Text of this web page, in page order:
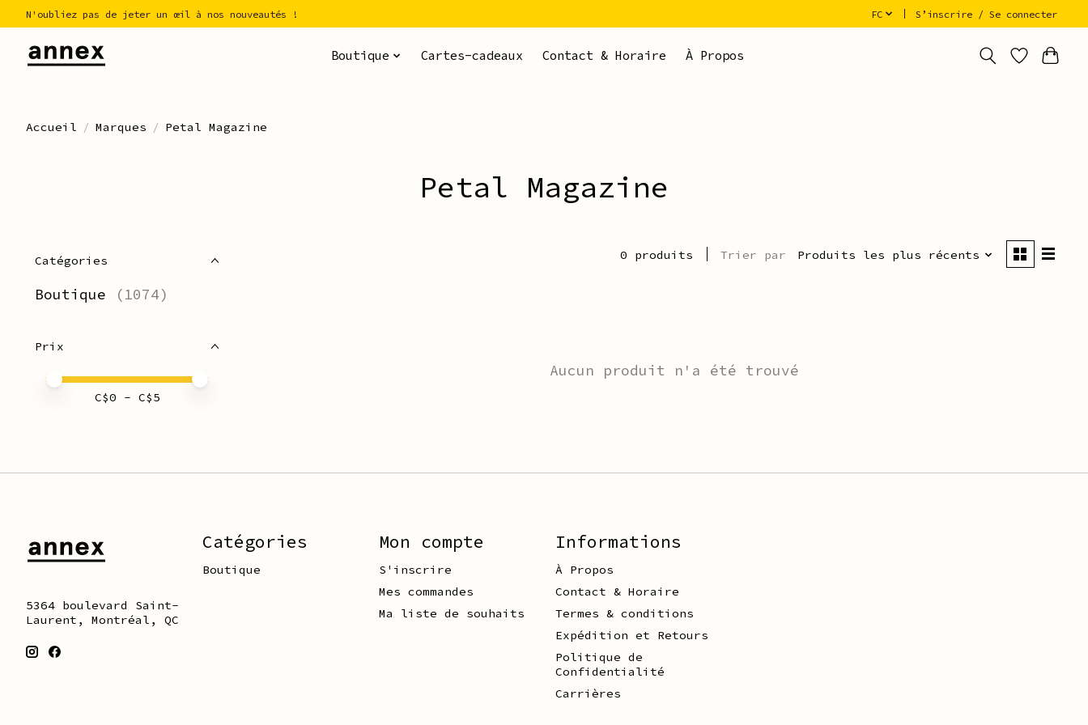
N'oubliez pas de jeter un œil à nos nouveautés ! FC S’inscrire / Se connecter
Boutique Cartes-cadeaux Contact & Horaire À Propos
Accueil / Marques / Petal Magazine
Petal Magazine
Catégories
Boutique (1074)
Prix
Prix minimum
Price maximum value
C$0 - C$5
0 produits Trier par Produits les plus récents
Aucun produit n'a été trouvé
5364 boulevard Saint-
Laurent, Montréal, QC
Catégories
Boutique
Mon compte
S'inscrire
Mes commandes
Ma liste de souhaits
Informations
À Propos
Contact & Horaire
Termes & conditions
Expédition et Retours
Politique de
Confidentialité
Carrières